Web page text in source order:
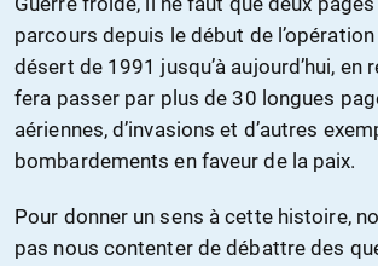
parcours depuis le début de
désert de 1991 jusqu’à aujourd’hui, en
fera passer par plus de 30 longues
aériennes, d’invasions et d’autres
bombardements en faveur de la paix.
Pour donner un sens à cette histoire,
pas nous contenter de débattre des